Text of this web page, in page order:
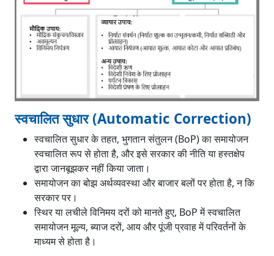
स्वचालित सुधार (Automatic Correction)
स्वचालित सुधार के तहत, भुगतान संतुलन (BoP) का समायोजन
स्वचालित रूप से होता है, और इसे सरकार की नीति या हस्तक्षेप
द्वारा जानबूझकर नहीं किया जाता।
समायोजन का बोझ अर्थव्यवस्था और बाजार बलों पर होता है, न कि
सरकार पर।
स्थिर या लचीले विनिमय दरों को मानते हुए, BoP में स्वचालित
समायोजन मूल्य, ब्याज दरों, आय और पूंजी प्रवाह में परिवर्तनों के
माध्यम से होता है।